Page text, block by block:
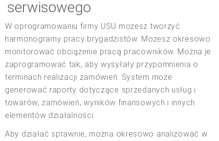
serwisowego
W oprogramowaniu firmy USU możesz tworzyć
harmonogramy pracy brygadzistów. Możesz okresowo
monitorować obciążenie pracą pracowników. Można je
zaprogramować tak, aby wysyłały przypomnienia o
terminach realizacji zamówień. System może
generować raporty dotyczące sprzedanych usług i
towarów, zamówień, wyników finansowych i innych
elementów działalności.
Aby działać sprawnie, można okresowo analizować w